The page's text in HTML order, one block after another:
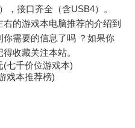
，接口齐全（含USB4）。
的游戏本电脑推荐的介绍到
需要的信息了吗 ？如果你
收藏关注本站。
(七千价位游戏本)
戏本推荐榜)